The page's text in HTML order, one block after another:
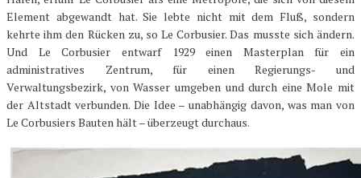
Element abgewandt hat. Sie lebte nicht mit dem Fluß, sondern
kehrte ihm den Rücken zu, so Le Corbusier. Das musste sich ändern.
Und Le Corbusier entwarf 1929 einen Masterplan für ein
administratives Zentrum, für einen Regierungs- und
Verwaltungsbezirk, von Wasser umgeben und durch eine Mole mit
der Altstadt verbunden. Die Idee – unabhängig davon, was man von
Le Corbusiers Bauten hält – überzeugt durchaus.